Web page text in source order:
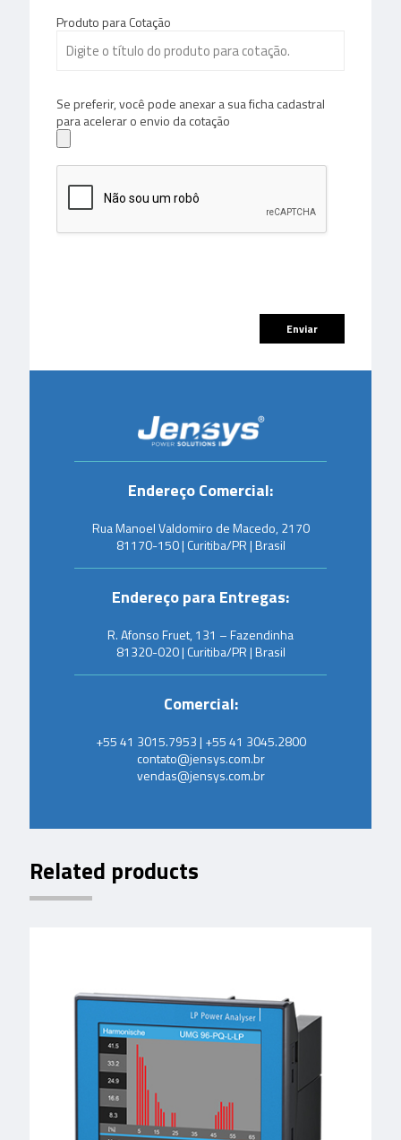
Produto para Cotação
Se preferir, você pode anexar a sua ficha cadastral
para acelerar o envio da cotação
Endereço Comercial:
Rua Manoel Valdomiro de Macedo, 2170
81170-150 | Curitiba/PR | Brasil
Endereço para Entregas:
R. Afonso Fruet, 131 – Fazendinha
81320-020 | Curitiba/PR | Brasil
Comercial:
+55 41 3015.7953 | +55 41 3045.2800
contato@jensys.com.br
vendas@jensys.com.br
Related products